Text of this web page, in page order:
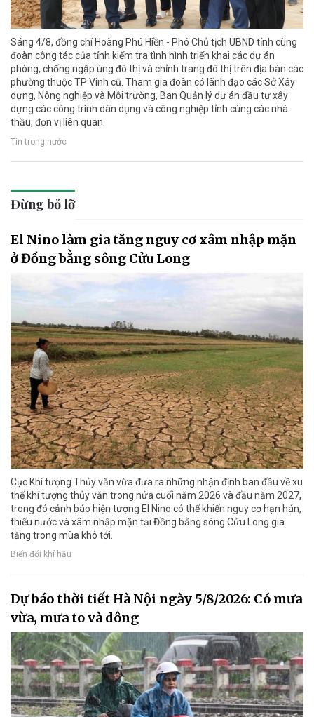
Sáng 4/8, đồng chí Hoàng Phú Hiền - Phó Chủ tịch UBND tỉnh cùng
đoàn công tác của tỉnh kiểm tra tình hình triển khai các dự án
phòng, chống ngập úng đô thị và chỉnh trang đô thị trên địa bàn các
phường thuộc TP Vinh cũ. Tham gia đoàn có lãnh đạo các Sở Xây
dựng, Nông nghiệp và Môi trường, Ban Quản lý dự án đầu tư xây
dựng các công trình dân dụng và công nghiệp tỉnh cùng các nhà
thầu, đơn vị liên quan.
Tin trong nước
Đừng bỏ lỡ
El Nino làm gia tăng nguy cơ xâm nhập mặn
ở Đồng bằng sông Cửu Long
Cục Khí tượng Thủy văn vừa đưa ra những nhận định ban đầu về xu
thế khí tượng thủy văn trong nửa cuối năm 2026 và đầu năm 2027,
trong đó cảnh báo hiện tượng El Nino có thể khiến nguy cơ hạn hán,
thiếu nước và xâm nhập mặn tại Đồng bằng sông Cửu Long gia
tăng trong mùa khô tới.
Biến đổi khí hậu
Dự báo thời tiết Hà Nội ngày 5/8/2026: Có mưa
vừa, mưa to và dông